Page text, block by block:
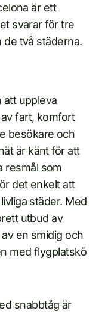
är ett
svarar för tre
de två städerna.
att uppleva
fart, komfort
besökare och
är känt för att
resmål som
det enkelt att
städer. Med
utbud av
en smidig och
med flygplatskö
snabbtåg är